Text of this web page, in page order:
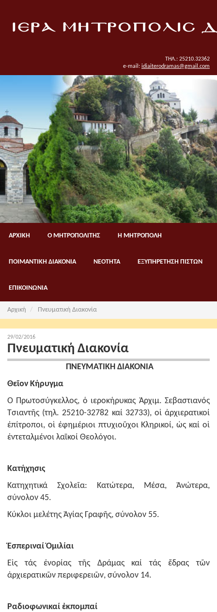
ΤΗΛ.: 25210.32362
e-mail: idiaiterodramas@gmail.com
ΑΡΧΙΚΗ Ο ΜΗΤΡΟΠΟΛΙΤΗΣ Η ΜΗΤΡΟΠΟΛΗ
ΠΟΙΜΑΝΤΙΚΗ ΔΙΑΚΟΝΙΑ ΝΕΟΤΗΤΑ ΕΞΥΠΗΡΕΤΗΣΗ ΠΙΣΤΩΝ
ΕΠΙΚΟΙΝΩΝΙΑ
Αρχική Πνευματική Διακονία
29/02/2016
Πνευματική Διακονία
ΠΝΕΥΜΑΤIΚΗ ΔIΑΚΟΝIΑ
Θεῖoν Κήρυγμα
Ὁ Πρωτoσύγκελλoς, ὁ ιεροκήρυκας Ἀρχιμ. Σεβαστιανός
Τσιαντῆς (τηλ. 25210-32782 καί 32733), οἱ ἀρχιερατικοί
ἐπίτροποι, οἱ ἐφημέριοι πτυχιοῦχοι Κληρικοί, ὡς καί οἱ
ἐντεταλμένοι λαϊκοί Θεολόγοι.
Κατήχησις
Κατηχητικά Σχολεῖα: Κατώτερα, Μέσα, Ἀνώτερα,
σύνολον 45.
Κύκλοι μελέτης Ἁγίας Γραφῆς, σύνολον 55.
Ἑσπεριναί Ὁμιλίαι
Εἰς τάς ἐνορίας τῆς Δράμας καί τάς ἕδρας τῶν
ἀρχιερατικῶν περιφερειῶν, σύνολον 14.
Ραδιοφωνικαί ἐκπομπαί